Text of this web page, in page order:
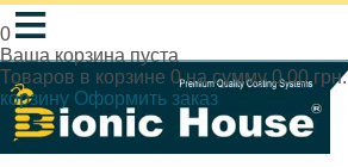
0
Ваша корзина пуста
Товаров в корзине 0на сумму0.00 грн.
корзину Оформить заказ
≡